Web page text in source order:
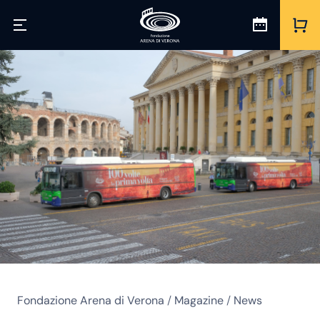
Fondazione Arena di Verona / Magazine / News